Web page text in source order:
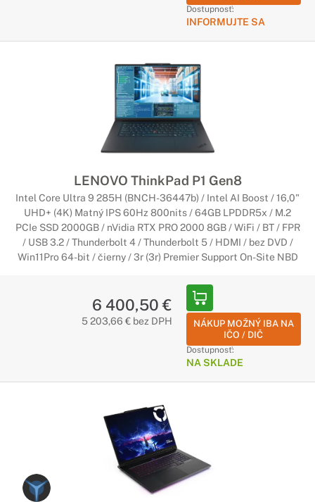
Dostupnosť:
INFORMUJTE SA
LENOVO ThinkPad P1 Gen8
Intel Core Ultra 9 285H (BNCH-36447b) / Intel AI Boost / 16,0"
UHD+ (4K) Matný IPS 60Hz 800nits / 64GB LPDDR5x / M.2
PCIe SSD 2000GB / nVidia RTX PRO 2000 8GB / WiFi / BT / FPR
/ USB 3.2 / Thunderbolt 4 / Thunderbolt 5 / HDMI / bez DVD /
Win11Pro 64-bit / čierny / 3r (3r) Premier Support On-Site NBD
6 400,50 €
5 203,66 € bez DPH
NÁKUP MOŽNÝ IBA NA
IČO / DIČ
Dostupnosť:
NA SKLADE